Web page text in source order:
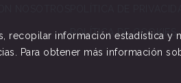
POLÍTICA DE COOKIES
información estadística y
Para obtener más información